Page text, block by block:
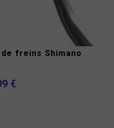
freins Shimano
€